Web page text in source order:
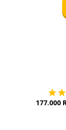
177.000